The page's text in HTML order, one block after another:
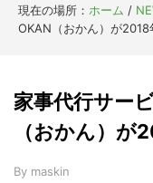
navigation
content
sidebar
現在の場所： ホーム /
OKAN（おかん）が
家事代行サー
（おかん）
By maskin
TOPICS
Trend 今話題の
5G Asana